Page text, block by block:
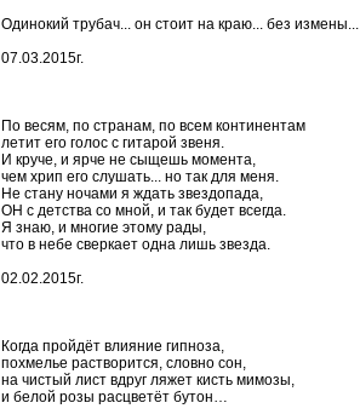
Одинокий трубач... он стоит на краю... без измены...
07.03.2015г.
По весям, по странам, по всем континентам
летит его голос с гитарой звеня.
И круче, и ярче не сыщешь момента,
чем хрип его слушать... но так для меня.
Не стану ночами я ждать звездопада,
ОН с детства со мной, и так будет всегда.
Я знаю, и многие этому рады,
что в небе сверкает одна лишь звезда.
02.02.2015г.
Когда пройдёт влияние гипноза,
похмелье растворится, словно сон,
на чистый лист вдруг ляжет кисть мимозы,
и белой розы расцветёт бутон…